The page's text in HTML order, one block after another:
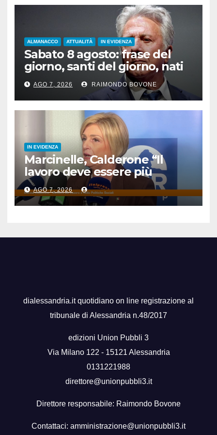
ALMANACCO ATTUALITÀ IN EVIDENZA
Sabato 8 agosto: frase del
giorno, santi del giorno, nati
famosi, accadde oggi
AGO 7, 2026 RAIMONDO BOVONE
IN EVIDENZA
Marcinelle, Calderone “Il
lavoro deve essere più
sicuro”
AGO 7, 2026
dialessandria.it quotidiano on line registrazione al
tribunale di Alessandria n.48/2017
edizioni Union Pubbli 3
Via Milano 122 - 15121 Alessandria
0131221988
direttore@unionpubbli3.it
Direttore responsabile: Raimondo Bovone
Contattaci: amministrazione@unionpubbli3.it